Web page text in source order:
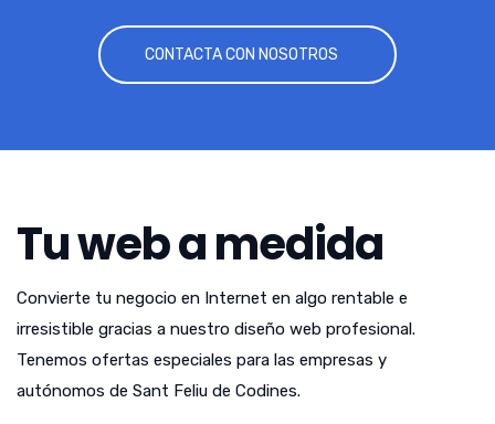
CONTACTA CON NOSOTROS
Tu web a medida
Convierte tu negocio en Internet en algo rentable e
irresistible gracias a nuestro diseño web profesional.
Tenemos ofertas especiales para las empresas y
autónomos de Sant Feliu de Codines.